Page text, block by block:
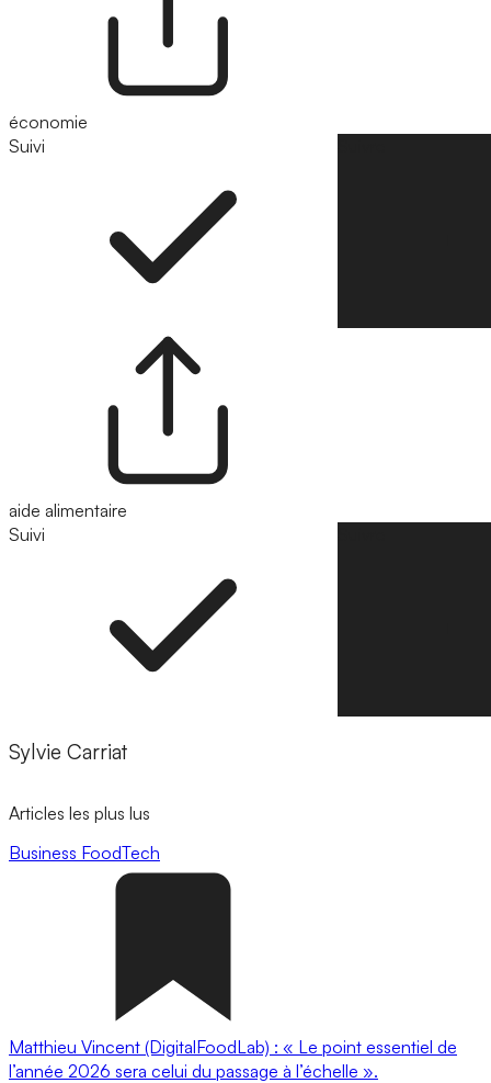
économie
Suivi
aide alimentaire
Suivi
Sylvie Carriat
Articles les plus lus
Business FoodTech
Matthieu Vincent (DigitalFoodLab) : « Le point essentiel de
l’année 2026 sera celui du passage à l’échelle ».